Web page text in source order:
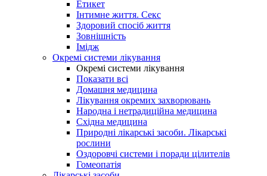
Етикет
Інтимне життя. Секс
Здоровий спосіб життя
Зовнішність
Імідж
Окремі системи лікування
Окремі системи лікування
Показати всі
Домашня медицина
Лікування окремих захворювань
Народна і нетрадиційна медицина
Східна медицина
Природні лікарські засоби. Лікарські
рослини
Оздоровчі системи і поради цілителів
Гомеопатія